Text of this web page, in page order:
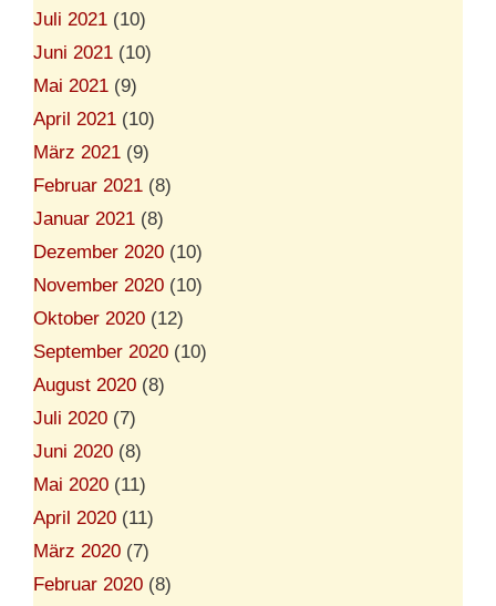
Juli 2021 (10)
Juni 2021 (10)
Mai 2021 (9)
April 2021 (10)
März 2021 (9)
Februar 2021 (8)
Januar 2021 (8)
Dezember 2020 (10)
November 2020 (10)
Oktober 2020 (12)
September 2020 (10)
August 2020 (8)
Juli 2020 (7)
Juni 2020 (8)
Mai 2020 (11)
April 2020 (11)
März 2020 (7)
Februar 2020 (8)